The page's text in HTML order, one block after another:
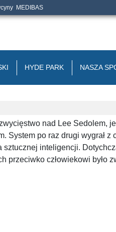
MEDIBAS
HYDE PARK NASZA
nad Lee Sedolem,
System po raz drugi wygrał z
inteligencji.
przeciwko człowiekowi było